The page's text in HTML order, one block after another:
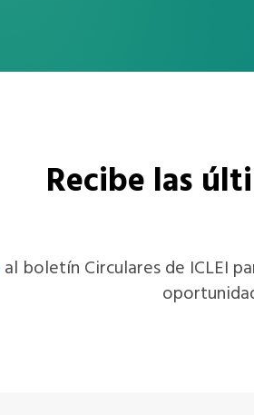
Recibe las
al boletín Circulares de ICLEI